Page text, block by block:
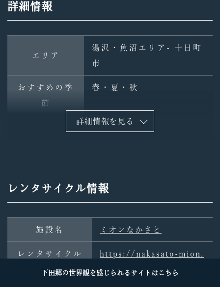
詳細情報
エリア
湯沢・魚沼エリア- 十日町
市
おすすめの季
節
春・夏・秋
信濃川眺望贅沢コース
詳細情報を見る
レンタサイクル情報
施設名 ミオンなかさと
レンタサイクル
に関するページ
https://nakasato-mion.
com/news/info/468
下田郷の世界観を感じられるサイトはこちら